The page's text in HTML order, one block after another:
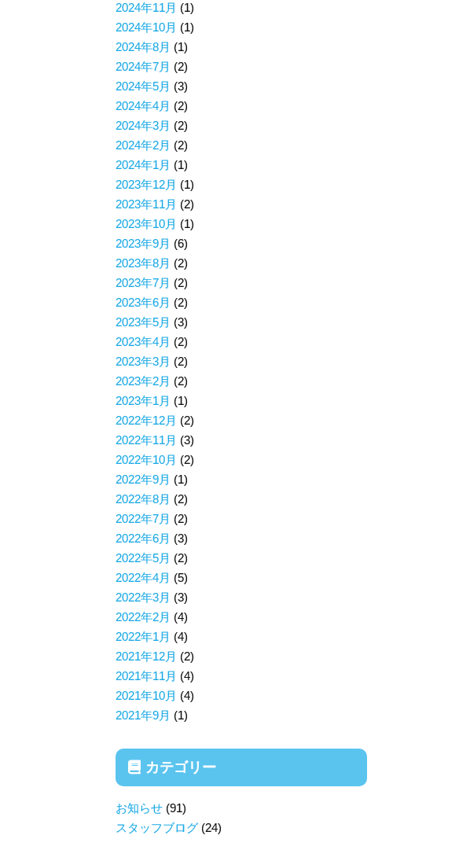
2024年11月 (1)
2024年10月 (1)
2024年8月 (1)
2024年7月 (2)
2024年5月 (3)
2024年4月 (2)
2024年3月 (2)
2024年2月 (2)
2024年1月 (1)
2023年12月 (1)
2023年11月 (2)
2023年10月 (1)
2023年9月 (6)
2023年8月 (2)
2023年7月 (2)
2023年6月 (2)
2023年5月 (3)
2023年4月 (2)
2023年3月 (2)
2023年2月 (2)
2023年1月 (1)
2022年12月 (2)
2022年11月 (3)
2022年10月 (2)
2022年9月 (1)
2022年8月 (2)
2022年7月 (2)
2022年6月 (3)
2022年5月 (2)
2022年4月 (5)
2022年3月 (3)
2022年2月 (4)
2022年1月 (4)
2021年12月 (2)
2021年11月 (4)
2021年10月 (4)
2021年9月 (1)
カテゴリー
お知らせ (91)
スタッフブログ(24)